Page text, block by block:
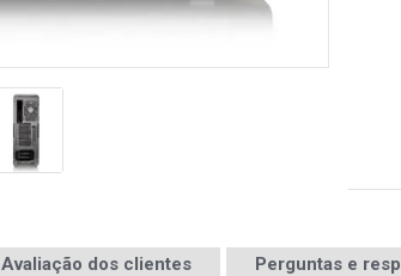
Avaliação dos clientes Perguntas e